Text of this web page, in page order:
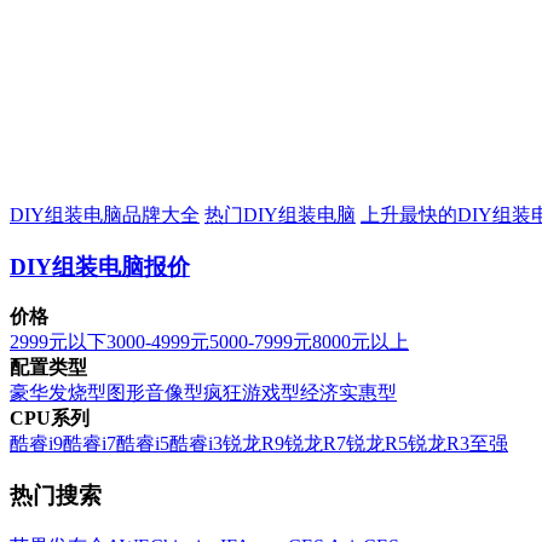
DIY组装电脑品牌大全 热门DIY组装电脑 上升最快的DIY组装
DIY组装电脑报价
价格
2999元以下3000-4999元5000-7999元8000元以上
配置类型
豪华发烧型图形音像型疯狂游戏型经济实惠型
CPU系列
酷睿i9酷睿i7酷睿i5酷睿i3锐龙R9锐龙R7锐龙R5锐龙R3至强
热门搜索